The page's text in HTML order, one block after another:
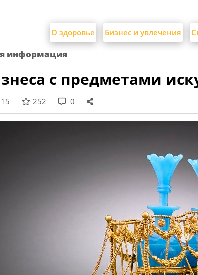
О здоровье Бизнес и увлечения
информация
с предметами
252 0